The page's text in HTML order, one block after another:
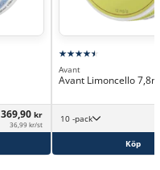
369,90 kr
36,99 kr/st
Avant
Avant Limoncello 7,8mg
10 -pack
Köp